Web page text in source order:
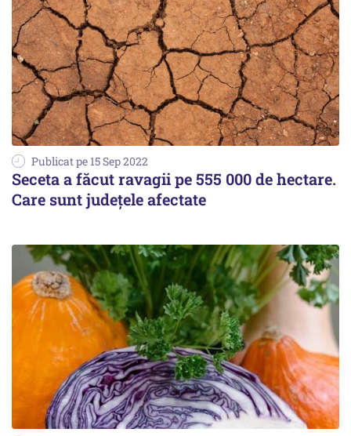
Publicat pe 15 Sep 2022
Seceta a făcut ravagii pe 555 000 de hectare.
Care sunt județele afectate